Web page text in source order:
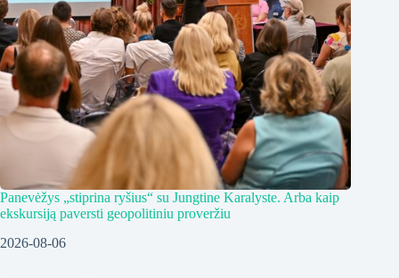
Panevėžys „stiprina ryšius“ su Jungtine Karalyste. Arba kaip
ekskursiją paversti geopolitiniu proveržiu
2026-08-06